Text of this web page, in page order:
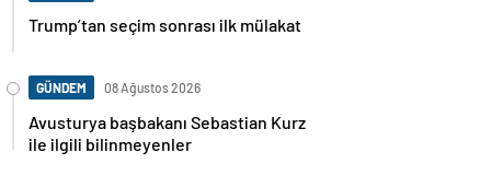
Trump’tan seçim sonrası ilk mülakat
GÜNDEM 08 Ağustos 2026
Avusturya başbakanı Sebastian Kurz
ile ilgili bilinmeyenler